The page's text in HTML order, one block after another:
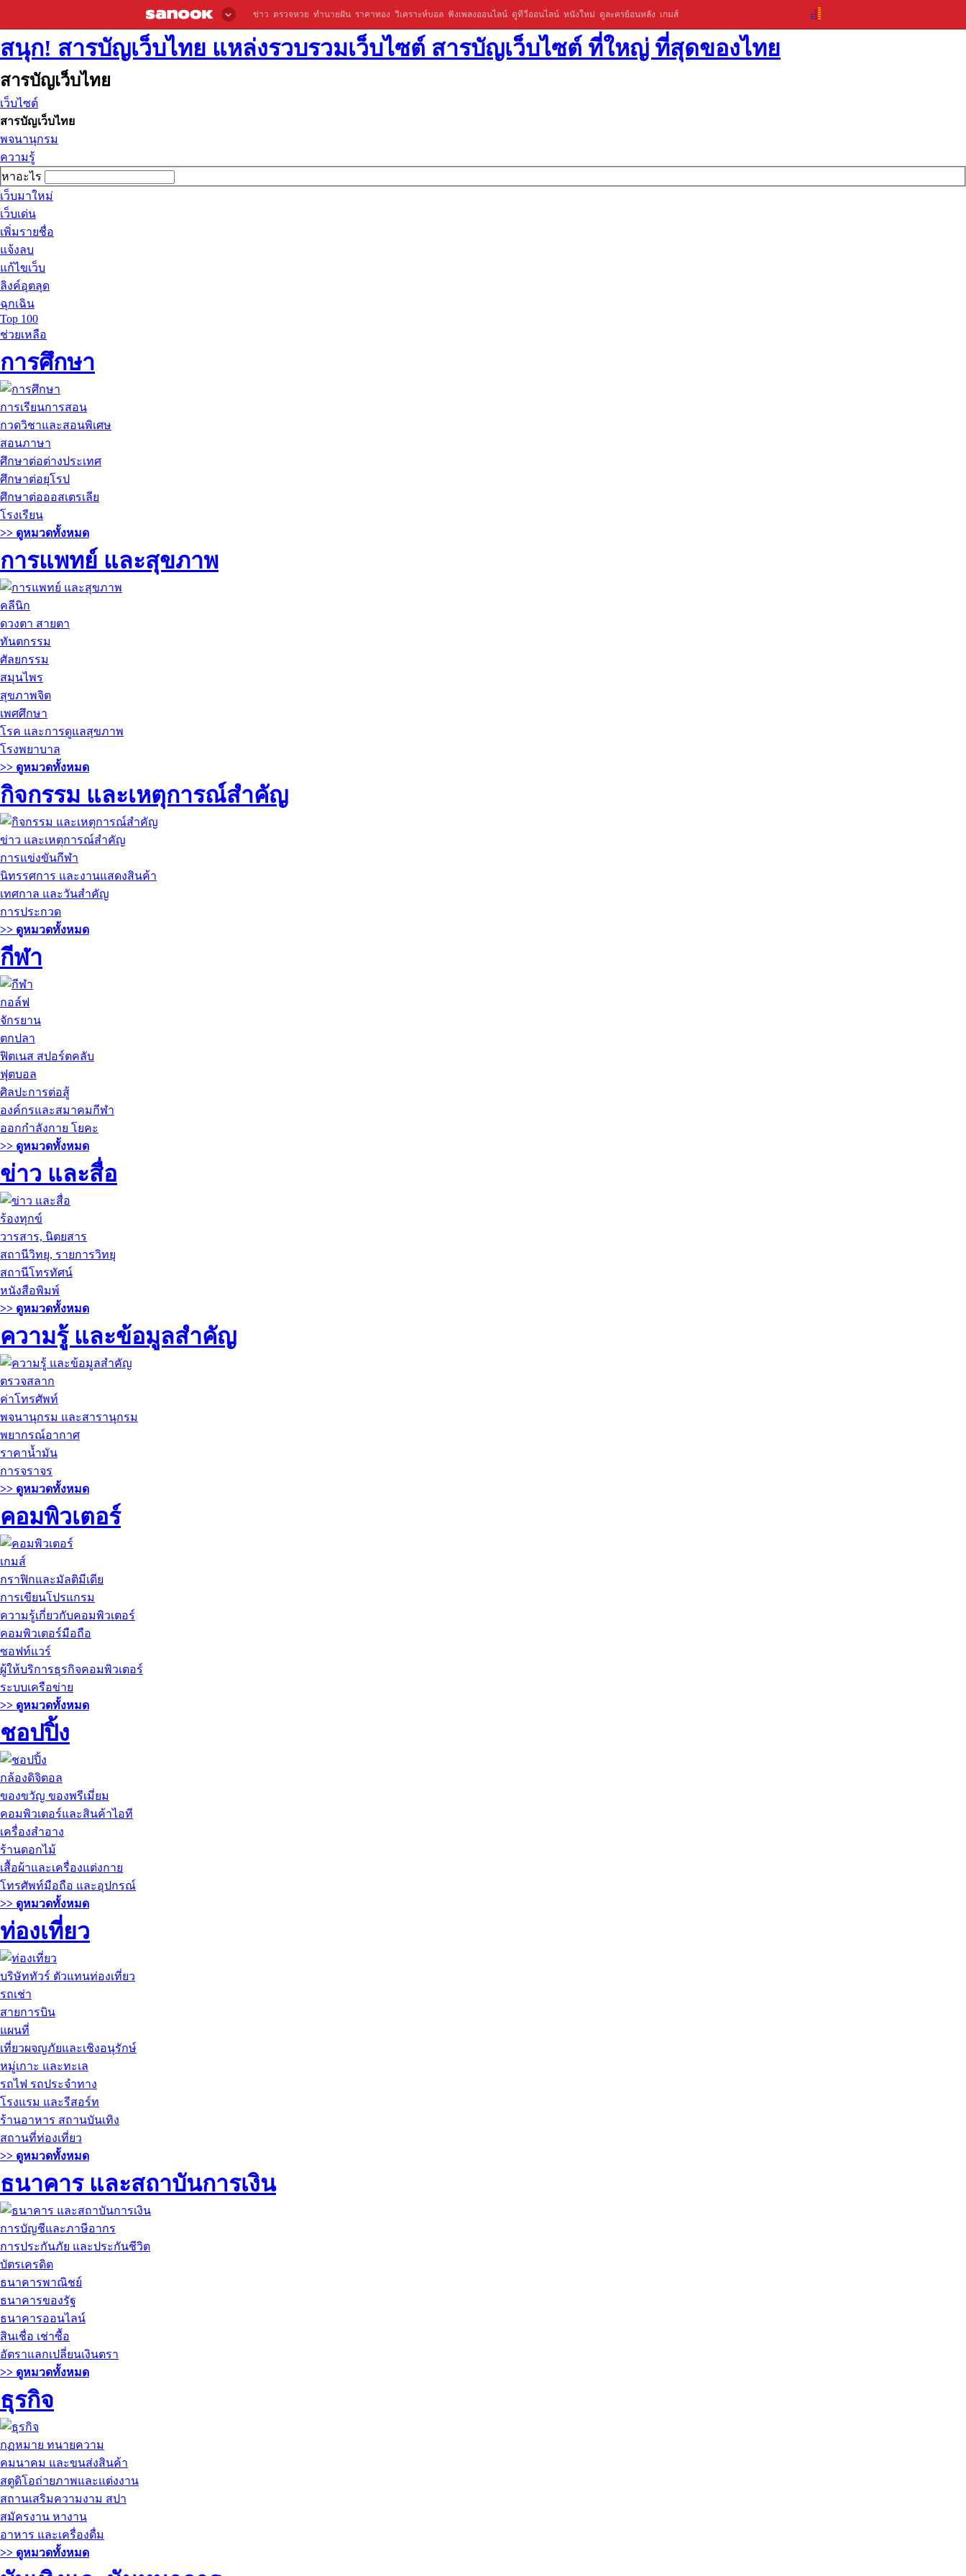
ข่าว ตรวจหวย ทำนายฝัน ราคาทอง วิเคราะห์บอล ฟังเพลงออนไลน์ ดูทีวีออนไลน์ หนังใหม่ ดูละครย้อนหลัง เกมส์
สนุก! สารบัญเว็บไทย แหล่งรวบรวมเว็บไซต์ สารบัญเว็บไซต์ ที่ใหญ่ ที่สุดของไทย
สารบัญเว็บไทย
เว็บไซต์
สารบัญเว็บไทย
พจนานุกรม
ความรู้
หาอะไร
เว็บมาใหม่
เว็บเด่น
เพิ่มรายชื่อ
แจ้งลบ
แก้ไขเว็บ
ลิงค์อุตลุด
ฉุกเฉิน
Top 100
ช่วยเหลือ
การศึกษา
การเรียนการสอน
กวดวิชาและสอนพิเศษ
สอนภาษา
ศึกษาต่อต่างประเทศ
ศึกษาต่อยุโรป
ศึกษาต่อออสเตรเลีย
โรงเรียน
>> ดูหมวดทั้งหมด
การแพทย์ และสุขภาพ
คลีนิก
ดวงตา สายตา
ทันตกรรม
ศัลยกรรม
สมุนไพร
สุขภาพจิต
เพศศึกษา
โรค และการดูแลสุขภาพ
โรงพยาบาล
>> ดูหมวดทั้งหมด
กิจกรรม และเหตุการณ์สำคัญ
ข่าว และเหตุการณ์สำคัญ
การแข่งขันกีฬา
นิทรรศการ และงานแสดงสินค้า
เทศกาล และวันสำคัญ
การประกวด
>> ดูหมวดทั้งหมด
กีฬา
กอล์ฟ
จักรยาน
ตกปลา
ฟิตเนส สปอร์ตคลับ
ฟุตบอล
ศิลปะการต่อสู้
องค์กรและสมาคมกีฬา
ออกกำลังกาย โยคะ
>> ดูหมวดทั้งหมด
ข่าว และสื่อ
ร้องทุกข์
วารสาร, นิตยสาร
สถานีวิทยุ, รายการวิทยุ
สถานีโทรทัศน์
หนังสือพิมพ์
>> ดูหมวดทั้งหมด
ความรู้ และข้อมูลสำคัญ
ตรวจสลาก
ค่าโทรศัพท์
พจนานุกรม และสารานุกรม
พยากรณ์อากาศ
ราคาน้ำมัน
การจราจร
>> ดูหมวดทั้งหมด
คอมพิวเตอร์
เกมส์
กราฟิกและมัลติมีเดีย
การเขียนโปรแกรม
ความรู้เกี่ยวกับคอมพิวเตอร์
คอมพิวเตอร์มือถือ
ซอฟท์แวร์
ผู้ให้บริการธุรกิจคอมพิวเตอร์
ระบบเครือข่าย
>> ดูหมวดทั้งหมด
ชอปปิ้ง
กล้องดิจิตอล
ของขวัญ ของพรีเมี่ยม
คอมพิวเตอร์และสินค้าไอที
เครื่องสำอาง
ร้านดอกไม้
เสื้อผ้าและเครื่องแต่งกาย
โทรศัพท์มือถือ และอุปกรณ์
>> ดูหมวดทั้งหมด
ท่องเที่ยว
บริษัททัวร์ ตัวแทนท่องเที่ยว
รถเช่า
สายการบิน
แผนที่
เที่ยวผจญภัยและเชิงอนุรักษ์
หมู่เกาะ และทะเล
รถไฟ รถประจำทาง
โรงแรม และรีสอร์ท
ร้านอาหาร สถานบันเทิง
สถานที่ท่องเที่ยว
>> ดูหมวดทั้งหมด
ธนาคาร และสถาบันการเงิน
การบัญชีและภาษีอากร
การประกันภัย และประกันชีวิต
บัตรเครดิต
ธนาคารพาณิชย์
ธนาคารของรัฐ
ธนาคารออนไลน์
สินเชื่อ เช่าซื้อ
อัตราแลกเปลี่ยนเงินตรา
>> ดูหมวดทั้งหมด
ธุรกิจ
กฏหมาย ทนายความ
คมนาคม และขนส่งสินค้า
สตูดิโอถ่ายภาพและแต่งงาน
สถานเสริมความงาม สปา
สมัครงาน หางาน
อาหาร และเครื่องดื่ม
>> ดูหมวดทั้งหมด